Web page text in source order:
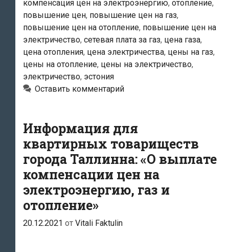
снижена
в
Эстонии
до
нуля.
Но
только
компенсация цен на электроэнергию, отопление,
повышение цен, повышение цен на газ,
повышение цен на отопление, повышение цен на
электричество, сетевая плата за газ, цена газа,
цена отопления, цена электричества, цены на газ,
цены на отопление, цены на электричество,
электричество, эстония
Оставить комментарий
Информация для
квартирных товариществ
города Таллинна: «О выплате
компенсации цен на
электроэнергию, газ и
отопление»
20.12.2021 от Vitali Faktulin